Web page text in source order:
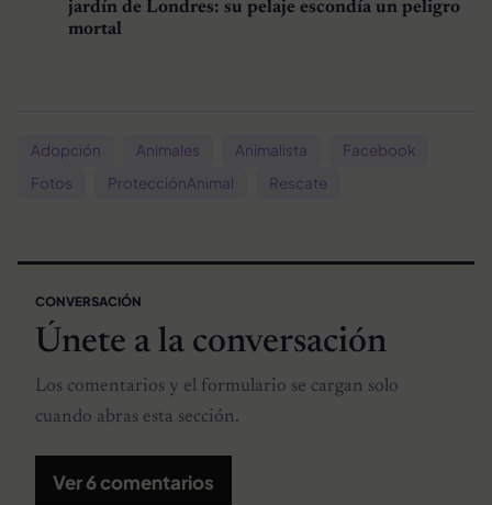
jardín de Londres: su pelaje escondía un peligro
mortal
Adopción Animales Animalista
Facebook
Fotos
ProtecciónAnimal Rescate
CONVERSACIÓN
Únete a la conversación
Los comentarios y el formulario se cargan solo
cuando abras esta sección.
Ver 6 comentarios